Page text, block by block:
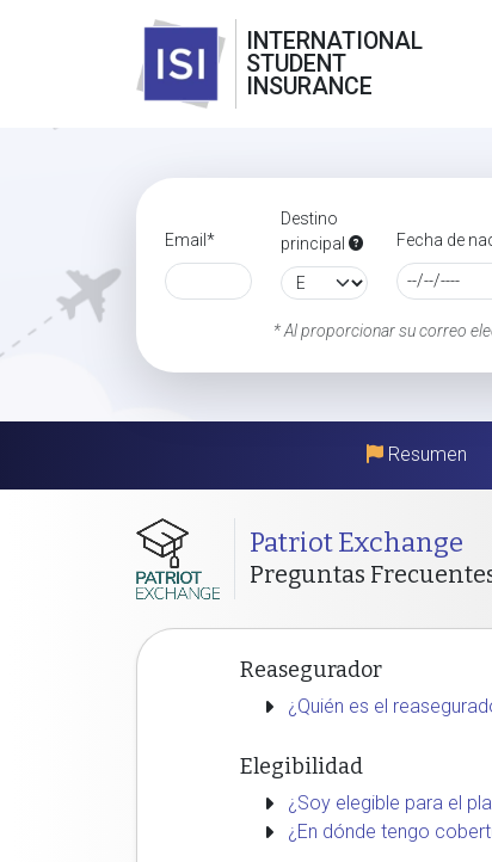
INTERNATIONAL
STUDENT
INSURANCE
Email*
Destino
principal
Fecha de
* Al proporcionar su correo
Resumen
Patriot Exchange
Preguntas
Reasegurador
¿Quién es el
Elegibilidad
¿Soy elegible para el
¿En dónde tengo